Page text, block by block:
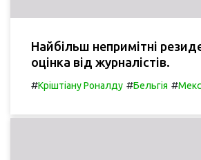
Найбільш непримітні
оцінка від журналістів.
#Кріштіану Роналду #Бельгія #